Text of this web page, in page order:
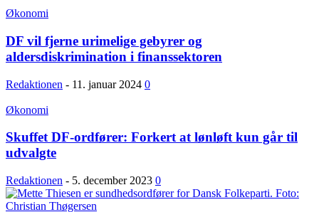
Økonomi
DF vil fjerne urimelige gebyrer og
aldersdiskrimination i finanssektoren
Redaktionen - 11. januar 2024 0
Økonomi
Skuffet DF-ordfører: Forkert at lønløft kun går til
udvalgte
Redaktionen - 5. december 2023 0